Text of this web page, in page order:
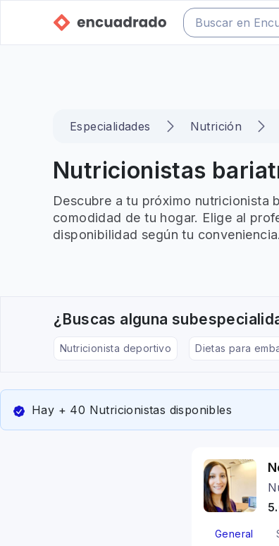
Especialidades Nutrición
Nutricionistas
Descubre a tu próximo nutricionista
comodidad de tu hogar. Elige al
disponibilidad según tu conveniencia.
¿Buscas alguna
Nutricionista deportivo Dietas para
Hay + 40 Nutricionistas disponibles
General